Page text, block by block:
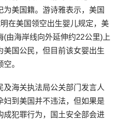
美国籍。游诗雅表示，美国
在美国领空出生婴儿规定，美
(由海岸线向外延伸约22公里)上
美国公民，但目前该女婴出生
。
及海关执法局公关部门发言人
妇到美国并不违法，但如果是
成犯罪行为，国土安全部会进